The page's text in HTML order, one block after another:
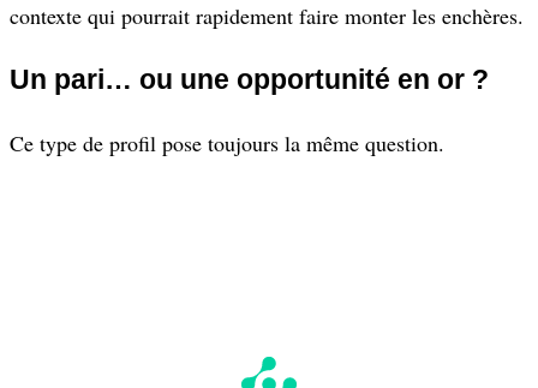
contexte qui pourrait rapidement faire monter les enchères.
Un pari… ou une opportunité en or ?
Ce type de profil pose toujours la même question.